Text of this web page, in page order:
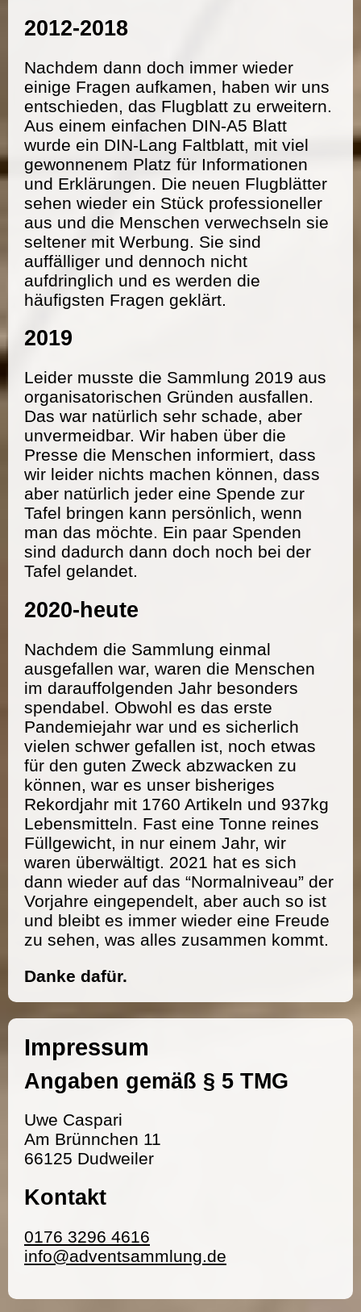
2012-2018
Nachdem dann doch immer wieder
einige Fragen aufkamen, haben wir uns
entschieden, das Flugblatt zu erweitern.
Aus einem einfachen DIN-A5 Blatt
wurde ein DIN-Lang Faltblatt, mit viel
gewonnenem Platz für Informationen
und Erklärungen. Die neuen Flugblätter
sehen wieder ein Stück professioneller
aus und die Menschen verwechseln sie
seltener mit Werbung. Sie sind
auffälliger und dennoch nicht
aufdringlich und es werden die
häufigsten Fragen geklärt.
2019
Leider musste die Sammlung 2019 aus
organisatorischen Gründen ausfallen.
Das war natürlich sehr schade, aber
unvermeidbar. Wir haben über die
Presse die Menschen informiert, dass
wir leider nichts machen können, dass
aber natürlich jeder eine Spende zur
Tafel bringen kann persönlich, wenn
man das möchte. Ein paar Spenden
sind dadurch dann doch noch bei der
Tafel gelandet.
2020-heute
Nachdem die Sammlung einmal
ausgefallen war, waren die Menschen
im darauffolgenden Jahr besonders
spendabel. Obwohl es das erste
Pandemiejahr war und es sicherlich
vielen schwer gefallen ist, noch etwas
für den guten Zweck abzwacken zu
können, war es unser bisheriges
Rekordjahr mit 1760 Artikeln und 937kg
Lebensmitteln. Fast eine Tonne reines
Füllgewicht, in nur einem Jahr, wir
waren überwältigt. 2021 hat es sich
dann wieder auf das “Normalniveau” der
Vorjahre eingependelt, aber auch so ist
und bleibt es immer wieder eine Freude
zu sehen, was alles zusammen kommt.
Danke dafür.
Impressum
Angaben gemäß § 5 TMG
Uwe Caspari
Am Brünnchen 11
66125 Dudweiler
Kontakt
0176 3296 4616
info@adventsammlung.de